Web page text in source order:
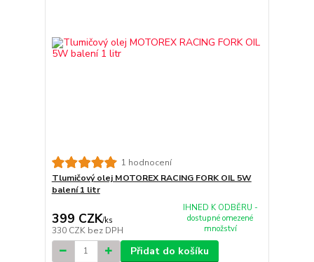
1 hodnocení
Tlumičový olej MOTOREX RACING FORK OIL 5W
balení 1 litr
399 CZK/ks
330 CZK bez DPH
IHNED K ODBĚRU -
dostupné omezené
množství
Přidat do košíku